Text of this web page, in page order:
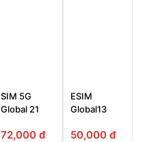
SIM 5G
Global 21
72,000 đ
ESIM
Global13
50,000 đ